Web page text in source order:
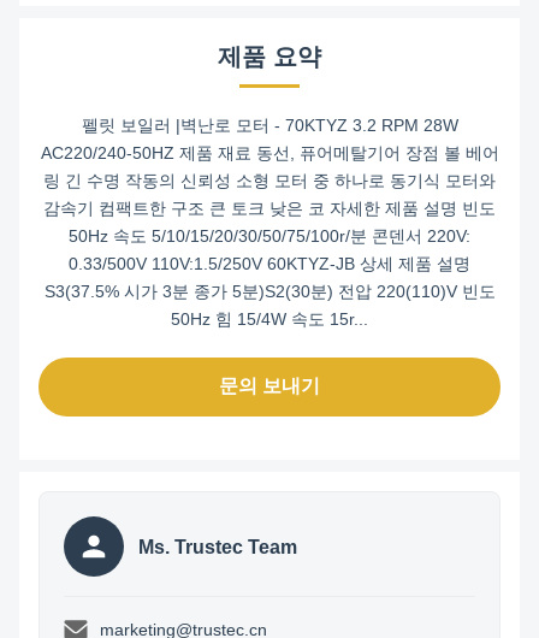
제품 요약
펠릿 보일러 |벽난로 모터 - 70KTYZ 3.2 RPM 28W
AC220/240-50HZ 제품 재료 동선, 퓨어메탈기어 장점 볼 베어
링 긴 수명 작동의 신뢰성 소형 모터 중 하나로 동기식 모터와
감속기 컴팩트한 구조 큰 토크 낮은 코 자세한 제품 설명 빈도
50Hz 속도 5/10/15/20/30/50/75/100r/분 콘덴서 220V:
0.33/500V 110V:1.5/250V 60KTYZ-JB 상세 제품 설명
S3(37.5% 시가 3분 종가 5분)S2(30분) 전압 220(110)V 빈도
50Hz 힘 15/4W 속도 15r...
문의 보내기
Ms. Trustec Team
marketing@trustec.cn